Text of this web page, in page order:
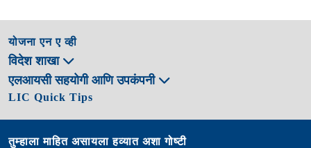
योजना एन ए व्ही
विदेश शाखा
एलआयसी सहयोगी आणि उपकंपनी
LIC Quick Tips
तुम्हाला माहित असायला हव्यात अशा गोष्टी